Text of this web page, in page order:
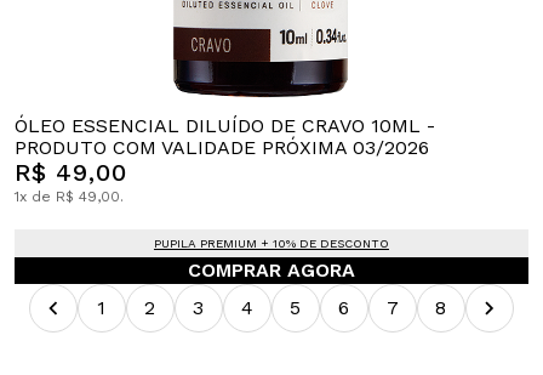
ÓLEO ESSENCIAL DILUÍDO DE CRAVO 10ML -
PRODUTO COM VALIDADE PRÓXIMA 03/2026
R$ 49,00
1x de R$ 49,00.
PUPILA PREMIUM + 10% DE DESCONTO
COMPRAR AGORA
1
2 3 4 5 6 7 8